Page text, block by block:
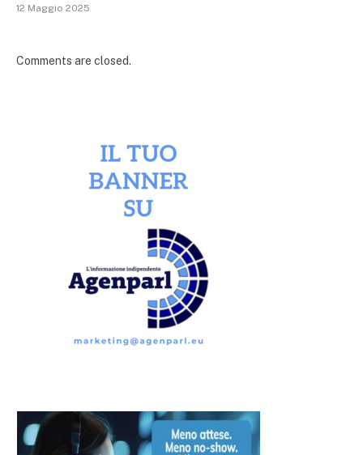
12 Maggio 2025
Comments are closed.